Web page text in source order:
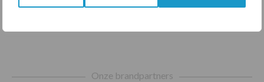
Onze brandpartners